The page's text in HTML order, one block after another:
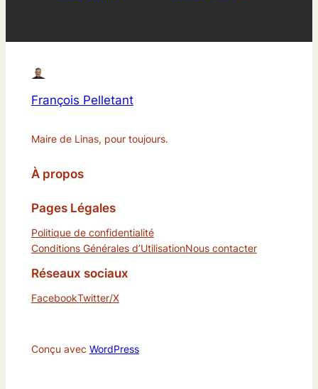
François Pelletant
Maire de Linas, pour toujours.
À propos
Pages Légales
Politique de confidentialité
Conditions Générales d’UtilisationNous contacter
Réseaux sociaux
FacebookTwitter/X
Conçu avec WordPress